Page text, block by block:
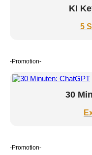
KI
5
-Promotion-
30
-Promotion-